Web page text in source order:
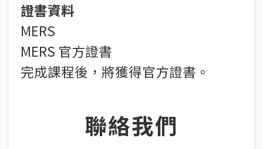
證書資料
MERS
MERS 官方證書
完成課程後，將獲得官方證書。
聯絡我們